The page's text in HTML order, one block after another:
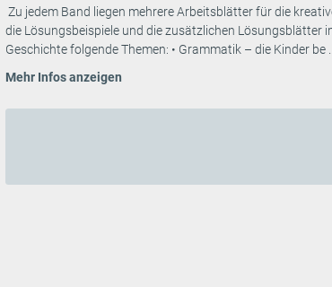
Zu jedem Band liegen mehrere Arbeitsblätter für die
die Lösungsbeispiele und die zusätzlichen Lösungsblätter
Geschichte folgende Themen: • Grammatik – die Kinder be ...
Mehr Infos anzeigen